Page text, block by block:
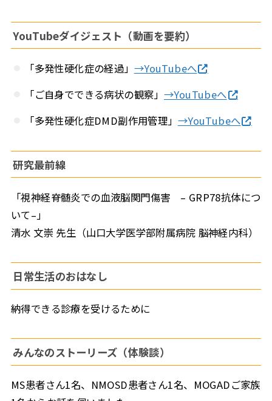
YouTubeダイジェスト（動画を要約）
「多発性硬化症の経過」 →YouTubeへ
「ご自身でできる病状の観察」 →YouTubeへ
「多発性硬化症DMD副作用管理」 →YouTubeへ
研究最前線
「視神経脊髄炎での血液脳関門傷害 – GRP78抗体につ
いて–」
清水 文崇 先生（山口大学医学部附属病院 脳神経内科）
日常生活のおはなし
納得できる診療を受けるために
みんなのストーリーズ（体験談）
MS患者さん1名、NMOSD患者さん1名、MOGADご家族